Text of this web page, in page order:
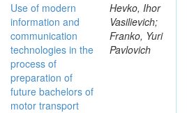
Use of modern
information and
communication
technologies in the
process of
preparation of
future bachelors of
motor transport
Hevko, Ihor
Vasilievich;
Franko, Yuri
Pavlovich